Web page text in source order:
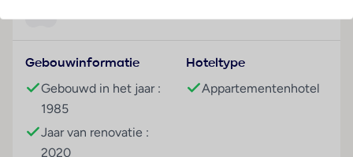
van het verblijf parkeren. Tot de aangeboden
faciliteiten behoren een 24-uurs beveiligingsdienst,
een autoverhuur, een transferservice, een wekdienst,
een wasservice en een muntwasserette.
Gebouwinformatie
Gebouwd in het jaar :
1985
Jaar van renovatie :
2020
Hoteltype
Appartementenhotel